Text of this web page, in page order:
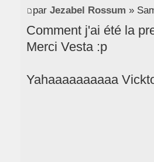
par Jezabel Rossum »
Comment j'ai été la
Merci Vesta :p
Yahaaaaaaaaaa